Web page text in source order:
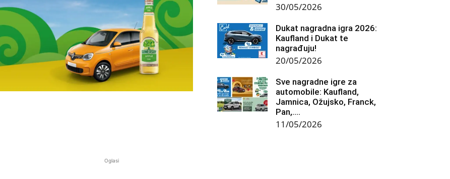
30/05/2026
Dukat nagradna igra 2026:
Kaufland i Dukat te
nagrađuju!
20/05/2026
Sve nagradne igre za
automobile: Kaufland,
Jamnica, Ožujsko, Franck,
Pan,….
11/05/2026
Oglasi